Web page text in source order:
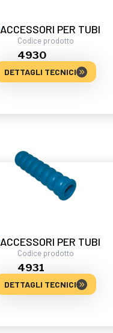
ACCESSORI PER TUBI
Codice prodotto
4930
DETTAGLI TECNICI
ACCESSORI PER TUBI
Codice prodotto
4931
DETTAGLI TECNICI